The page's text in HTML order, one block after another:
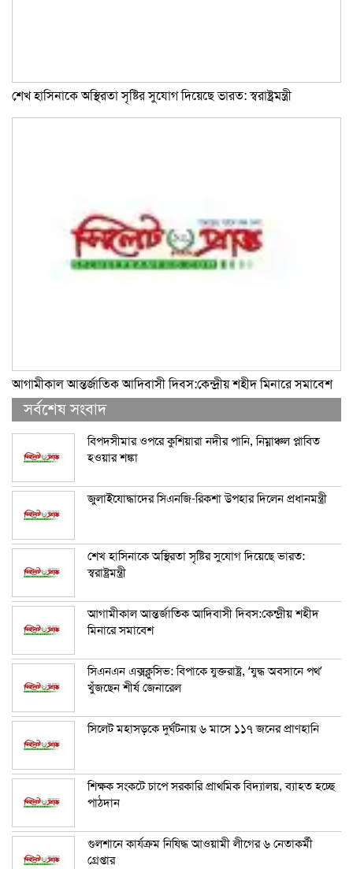
শেখ হাসিনাকে অস্থিরতা সৃষ্টির সুযোগ দিয়েছে ভারত: স্বরাষ্ট্রমন্ত্রী
আগামীকাল আন্তর্জাতিক আদিবাসী দিবস:কেন্দ্রীয় শহীদ মিনারে সমাবেশ
সর্বশেষ সংবাদ
বিপদসীমার ওপরে কুশিয়ারা নদীর পানি, নিম্নাঞ্চল প্লাবিত
হওয়ার শঙ্কা
জুলাইযোদ্ধাদের সিএনজি-রিকশা উপহার দিলেন প্রধানমন্ত্রী
শেখ হাসিনাকে অস্থিরতা সৃষ্টির সুযোগ দিয়েছে ভারত:
স্বরাষ্ট্রমন্ত্রী
আগামীকাল আন্তর্জাতিক আদিবাসী দিবস:কেন্দ্রীয় শহীদ
মিনারে সমাবেশ
সিএনএন এক্সক্লুসিভ: বিপাকে যুক্তরাষ্ট্র, ‘যুদ্ধ অবসানে পথ’
খুঁজছেন শীর্ষ জেনারেল
সিলেট মহাসড়কে দুর্ঘটনায় ৬ মাসে ১১৭ জনের প্রাণহানি
শিক্ষক সংকটে চাপে সরকারি প্রাথমিক বিদ্যালয়, ব্যাহত হচ্ছে
পাঠদান
গুলশানে কার্যক্রম নিষিদ্ধ আওয়ামী লীগের ৬ নেতাকর্মী
গ্রেপ্তার